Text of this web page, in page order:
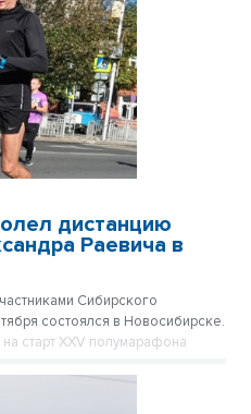
дистанцию
Раевича в
Сибирского
состоялся в Новосибирске.
старт ХXV полумарафона
самым престижным
Инвалид по зрению Станислав